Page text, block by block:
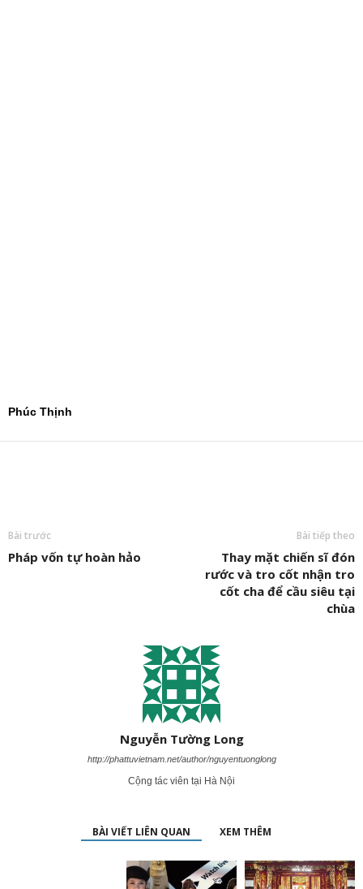
Phúc Thịnh
Bài trước
Pháp vốn tự hoàn hảo
Bài tiếp theo
Thay mặt chiến sĩ đón
rước và tro cốt nhận tro
cốt cha để cầu siêu tại
chùa
Nguyễn Tường Long
http://phattuvietnam.net/author/nguyentuonglong
Cộng tác viên tại Hà Nội
BÀI VIẾT LIÊN QUAN XEM THÊM